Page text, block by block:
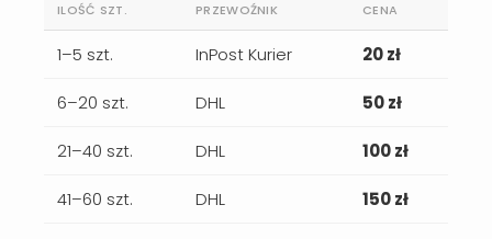
ILOŚĆ SZT. PRZEWOŹNIK CENA
1–5 szt. InPost Kurier 20 zł
6–20 szt. DHL 50 zł
21–40 szt. DHL 100 zł
41–60 szt. DHL 150 zł